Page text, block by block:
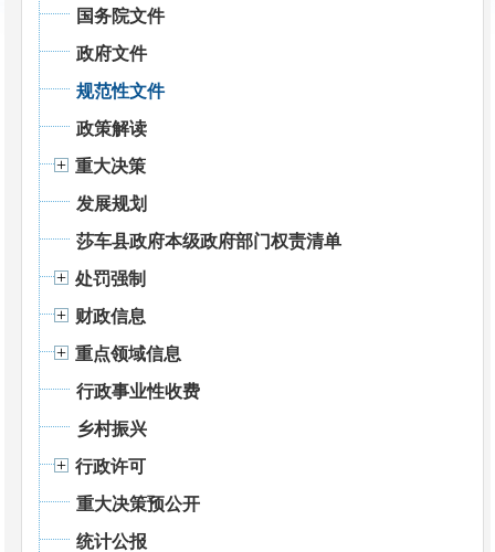
国务院文件
政府文件
规范性文件
政策解读
重大决策
发展规划
莎车县政府本级政府部门权责清单
处罚强制
财政信息
重点领域信息
行政事业性收费
乡村振兴
行政许可
重大决策预公开
统计公报